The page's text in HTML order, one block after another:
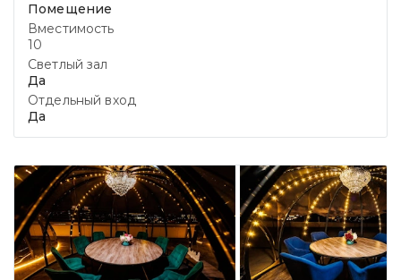
Помещение
Вместимость
10
Светлый зал
Да
Отдельный вход
Да